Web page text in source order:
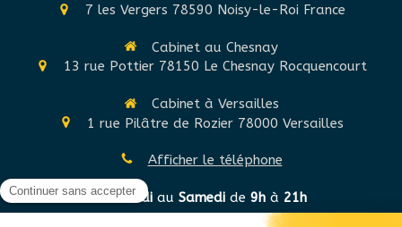
7 les Vergers 78590 Noisy-le-Roi France
Cabinet au Chesnay
13 rue Pottier 78150 Le Chesnay Rocquencourt
Cabinet à Versailles
1 rue Pilâtre de Rozier 78000 Versailles
Afficher le téléphone
DuLundiau Samedide 9hà 21h